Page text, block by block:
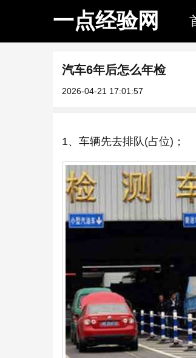
一点经验网
汽车6年后怎么年检
2026-04-21 17:01:57
1、车辆先去排队(占位)；